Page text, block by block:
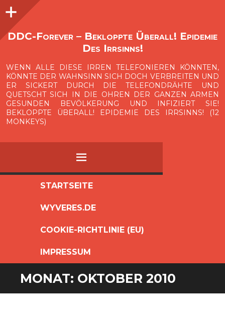
O
p
e
n
i
d
e
b
a
DDC-Forever – Bekloppte Überall! Epidemie
Des Irrsinns!
WENN ALLE DIESE IRREN TELEFONIEREN KÖNNTEN,
KÖNNTE DER WAHNSINN SICH DOCH VERBREITEN UND
ER SICKERT DURCH DIE TELEFONDRÄHTE UND
QUETSCHT SICH IN DIE OHREN DER GANZEN ARMEN
GESUNDEN BEVÖLKERUNG UND INFIZIERT SIE!
BEKLOPPTE ÜBERALL! EPIDEMIE DES IRRSINNS! (12
MONKEYS)
MENÜ
SPRINGEN
STARTSEITE
WYVERES.DE
COOKIE-RICHTLINIE (EU)
IMPRESSUM
Seitenleiste
MONAT: OKTOBER 2010